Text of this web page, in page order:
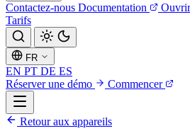
Contactez-nous Documentation
Tarifs
FR
EN PT DE ES
Réserver une démo
Commencer
Retour aux appareils